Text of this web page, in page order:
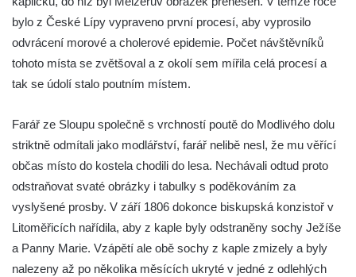
Kaple svatého Vavřince v Mirošovicích
Márnice na hřbitově v Račicích
Výklenková kaple na rozcestí na jižním
okraji Liběšic
Kostel svaté Kateřiny v Chouči
Kaple svatého Blažeje východně od Lužice
Márnice na hřbitově v Lužici
Kostel svatého Martina v Kozlech
bylo z České Lípy vypraveno první procesí, aby vyprosilo
odvrácení morové a cholerové epidemie. Počet návštěvníků
tohoto místa se zvětšoval a z okolí sem mířila celá procesí a
tak se údolí stalo poutním místem.
Farář ze Sloupu společně s vrchností poutě do Modlivého dolu
striktně odmítali jako modlářství, farář nelibě nesl, že mu věřící
občas místo do kostela chodili do lesa. Nechávali odtud proto
odstraňovat svaté obrázky i tabulky s poděkováním za
vyslyšené prosby. V září 1806 dokonce biskupská konzistoř v
Litoměřicích nařídila, aby z kaple byly odstraněny sochy Ježíše
a Panny Marie. Vzápětí ale obě sochy z kaple zmizely a byly
nalezeny až po několika měsících ukryté v jedné z odlehlých